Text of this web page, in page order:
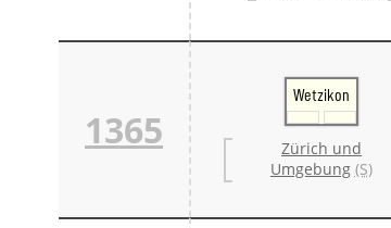
1365
Wetzikon
Zürich und
Umgebung (S)